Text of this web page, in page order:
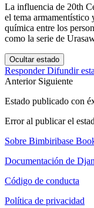
La influencia de 20th
el tema
química entre los
como la serie de
Ocultar estado
Responder Difundir
Anterior Siguiente
Estado publicado con
Error al publicar el
Sobre Bimbiribase
Documentación de
Código de conducta
Política de privacidad